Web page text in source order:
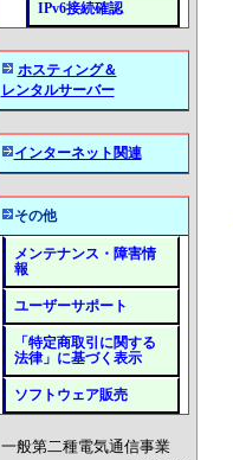
IPv6接続確認
ホスティング＆
レンタルサーバー
インターネット関連
その他
メンテナンス・障害情
報
ユーザーサポート
「特定商取引に関する
法律」に基づく表示
ソフトウェア販売
一般第二種電気通信事業